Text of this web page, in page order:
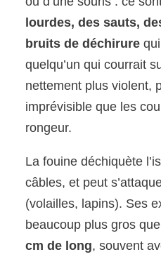
lourdes, des sauts,
bruits de déchirurequi
quelqu’un qui courrait
nettement plus violent,
imprévisible que les
rongeur.
La fouine déchiquète
câbles, et peut
(volailles, lapins). Ses
beaucoup plus gros
cm de long, souvent